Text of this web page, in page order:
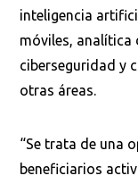
inteligencia
móviles, analítica
ciberseguridad y
otras áreas.
“Se trata de una
beneficiarios